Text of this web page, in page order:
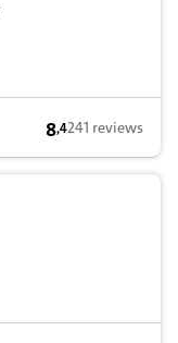
8,4 op basis van
8,4241 reviews